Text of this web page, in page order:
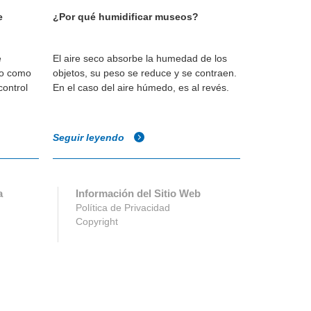
como
¿Por qué humidificar museos?
El aire seco absorbe la humedad de los
objetos, su peso se reduce y se contraen.
En el caso del aire húmedo, es al revés.
Seguir leyendo
Información del Sitio Web
Política de Privacidad
Copyright